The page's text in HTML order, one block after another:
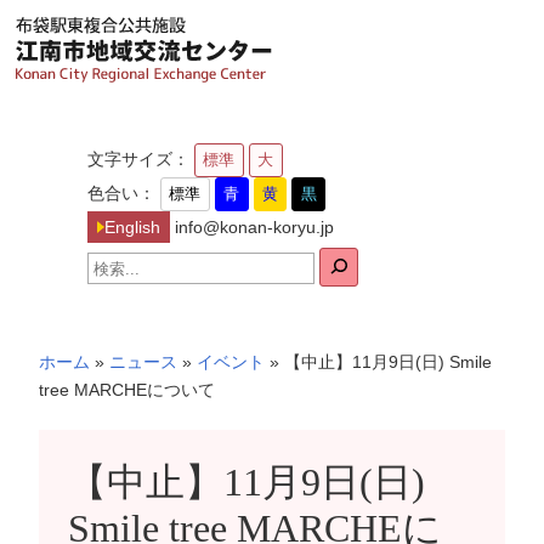
内
容
を
文字サイズ： 標準 大
色合い： 標準 青 黄 黒
English info@konan-koryu.jp
検
索
ホーム » ニュース » イベント » 【中止】11月9日(日) Smile
tree MARCHEについて
【中止】11月9日(日)
Smile tree MARCHEに